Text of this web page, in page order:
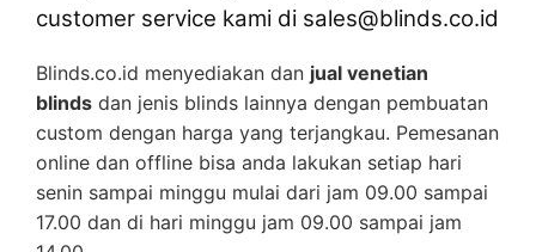
customer service kami di sales@blinds.co.id
Blinds.co.id menyediakan dan jual venetian
blinds dan jenis blinds lainnya dengan pembuatan
custom dengan harga yang terjangkau. Pemesanan
online dan offline bisa anda lakukan setiap hari
senin sampai minggu mulai dari jam 09.00 sampai
17.00 dan di hari minggu jam 09.00 sampai jam